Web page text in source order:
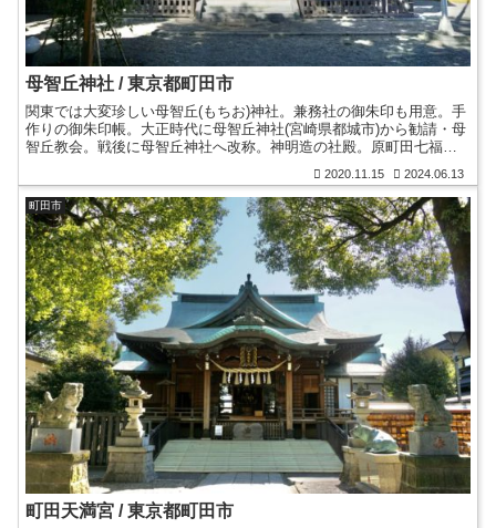
母智丘神社 / 東京都町田市
関東では大変珍しい母智丘(もちお)神社。兼務社の御朱印も用意。手
作りの御朱印帳。大正時代に母智丘神社(宮崎県都城市)から勧請・母
智丘教会。戦後に母智丘神社へ改称。神明造の社殿。原町田七福神
2020.11.15 2024.06.13
町田市
町田天満宮 / 東京都町田市